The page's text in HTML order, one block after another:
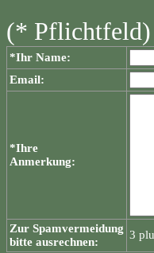
(* Pflichtfeld)
*Ihr Name:
Email:
*Ihre
Anmerkung:
Zur Spamvermeidung
bitte ausrechnen:
3